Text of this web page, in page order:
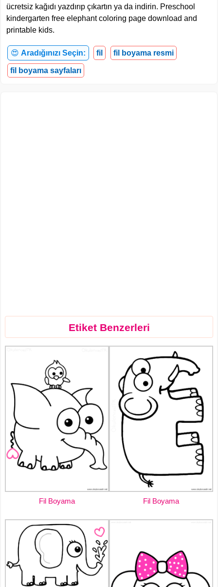
ücretsiz kağıdı yazdırıp çıkartın ya da indirin. Preschool
kindergarten free elephant coloring page download and
printable kids.
😍 Aradığınızı Seçin: fil fil boyama resmi
fil boyama sayfaları
Etiket Benzerleri
Fil Boyama Fil Boyama